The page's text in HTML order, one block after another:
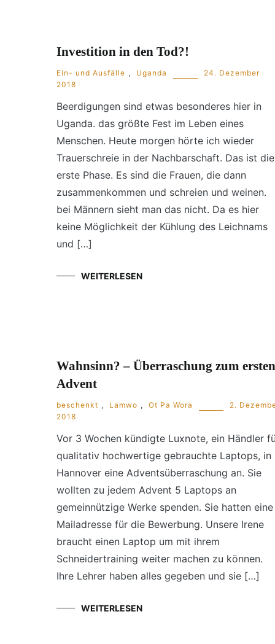
Investition in den Tod?!
Ein- und Ausfälle , Uganda
24. Dezember
2018
Beerdigungen sind etwas besonderes hier in
Uganda. das größte Fest im Leben eines
Menschen. Heute morgen hörte ich wieder
Trauerschreie in der Nachbarschaft. Das ist die
erste Phase. Es sind die Frauen, die dann
zusammenkommen und schreien und weinen.
bei Männern sieht man das nicht. Da es hier
keine Möglichkeit der Kühlung des Leichnams
und […]
WEITERLESEN
Wahnsinn? – Überraschung zum ersten
Advent
beschenkt , Lamwo , Ot Pa Wora
2.
2018
Vor 3 Wochen kündigte Luxnote, ein Händler
qualitativ hochwertige gebrauchte Laptops, in
Hannover eine Adventsüberraschung an. Sie
wollten zu jedem Advent 5 Laptops an
gemeinnützige Werke spenden. Sie hatten eine
Mailadresse für die Bewerbung. Unsere Irene
braucht einen Laptop um mit ihrem
Schneidertraining weiter machen zu können.
Ihre Lehrer haben alles gegeben und sie […]
WEITERLESEN